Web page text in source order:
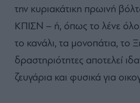
την κυριακάτικη πρωινή
ΚΠΙΣΝ – ή, όπως το λένε
το κανάλι, τα μονοπάτια, το
δραστηριότητες αποτελεί
ζευγάρια και φυσικά για